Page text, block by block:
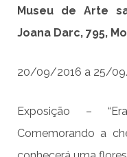
Museu de Arte
Joana Darc, 795,
20/09/2016 a 25/09/
Exposição –
Comemorando a